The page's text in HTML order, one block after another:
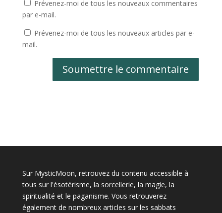
Prévenez-moi de tous les nouveaux commentaires
par e-mail.
Prévenez-moi de tous les nouveaux articles par e-
mail.
Soumettre le commentaire
Sur MysticMoon, retrouvez du contenu accessible à
tous sur l'ésotérisme, la sorcellerie, la magie, la
spiritualité et le paganisme. Vous retrouverez
également de nombreux articles sur les sabbats